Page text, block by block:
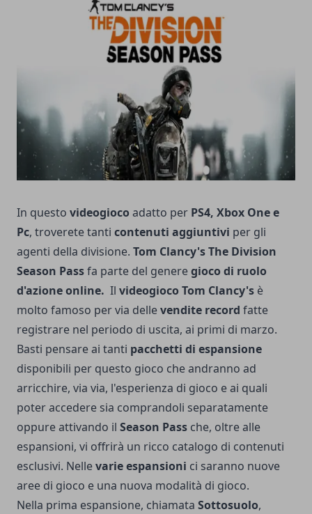
In questo videogioco adatto per PS4, Xbox One e
Pc, troverete tanti contenuti aggiuntivi per gli
agenti della divisione. Tom Clancy's The Division
Season Passfa parte del generegioco di ruolo
d'azione online. Il videogioco Tom Clancy's è
molto famoso per via dellevendite record fatte
registrare nel periodo di uscita, ai primi di marzo.
Basti pensare ai tanti pacchetti di espansione
disponibili per questo gioco che andranno ad
arricchire, via via, l'esperienza di gioco e ai quali
poter accedere sia comprandoli separatamente
oppure attivando il Season Pass che, oltre alle
espansioni, vi offrirà un ricco catalogo di contenuti
esclusivi. Nellevarie espansioni ci saranno nuove
aree di gioco e una nuova modalità di gioco.
Nella prima espansione, chiamata Sottosuolo,